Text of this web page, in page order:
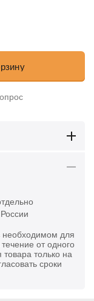
необходимом для
течение от одного
только на
сроки